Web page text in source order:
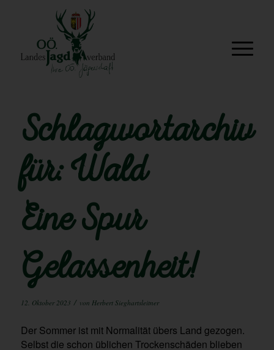
Schlagwortarchiv
für: Wald
Eine Spur
Gelassenheit!
12. Oktober 2023 / von Herbert Sieghartsleitner
Der Sommer ist mit Normalität übers Land gezogen.
Selbst die schon üblichen Trockenschäden blieben